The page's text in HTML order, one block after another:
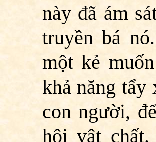
này đã ám
truyền bá
một kẻ
khả năng tẩy
con người,
hội vật